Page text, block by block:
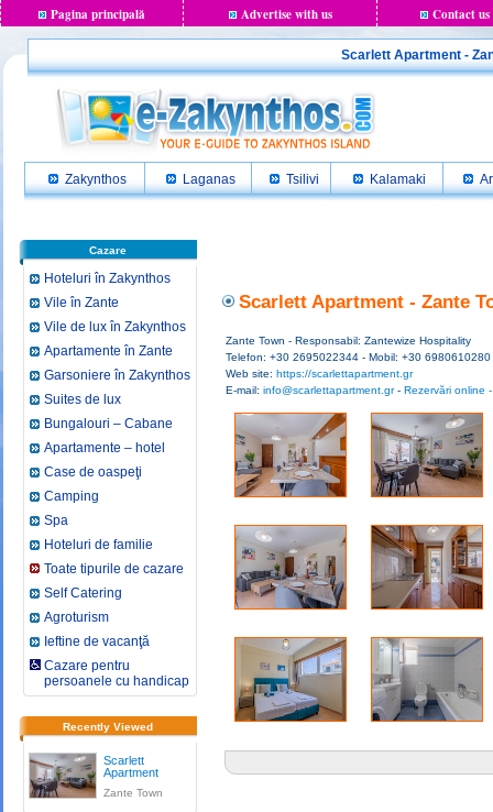
Pagina principală Advertise with us Contact us
Scarlett Apartment -
Zakynthos Laganas Tsilivi Kalamaki
Cazare
Hoteluri în Zakynthos
Vile în Zante
Vile de lux în Zakynthos
Apartamente în Zante
Garsoniere în Zakynthos
Suites de lux
Bungalouri – Cabane
Apartamente – hotel
Case de oaspeţi
Camping
Spa
Hoteluri de familie
Toate tipurile de cazare
Self Catering
Agroturism
Ieftine de vacanţă
Cazare pentru
persoanele cu handicap
Recently Viewed
Scarlett
Apartment
Zante Town
Scarlett Apartment - Zante
Zante Town - Responsabil: Zantewize Hospitality
Telefon: +30 2695022344 - Mobil: +30 6980610280
Web site: https://scarlettapartment.gr
E-mail: info@scarlettapartment.gr- Rezervări online